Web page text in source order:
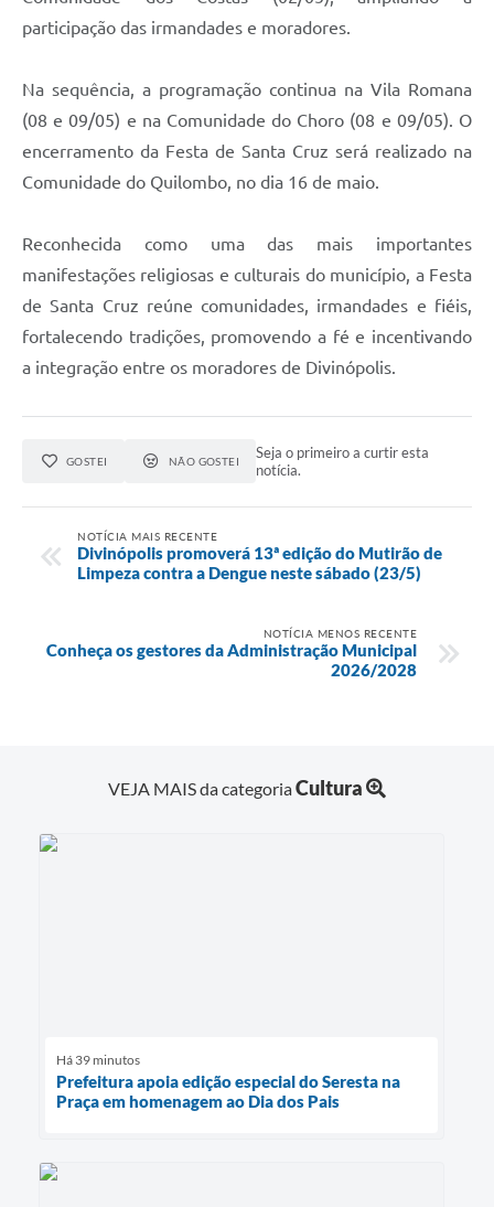
participação das irmandades e moradores.
Na sequência, a programação continua na Vila Romana
(08 e 09/05) e na Comunidade do Choro (08 e 09/05). O
encerramento da Festa de Santa Cruz será realizado na
Comunidade do Quilombo, no dia 16 de maio.
Reconhecida como uma das mais importantes
manifestações religiosas e culturais do município, a Festa
de Santa Cruz reúne comunidades, irmandades e fiéis,
fortalecendo tradições, promovendo a fé e incentivando
a integração entre os moradores de Divinópolis.
GOSTEI NÃO GOSTEI
Seja o primeiro a curtir esta
notícia.
NOTÍCIA MAIS RECENTE
Divinópolis promoverá 13ª edição do Mutirão de
Limpeza contra a Dengue neste sábado (23/5)
NOTÍCIA MENOS RECENTE
Conheça os gestores da Administração Municipal
2026/2028
VEJA MAIS da categoriaCultura
Há 39 minutos
Prefeitura apoia edição especial do Seresta na
Praça em homenagem ao Dia dos Pais